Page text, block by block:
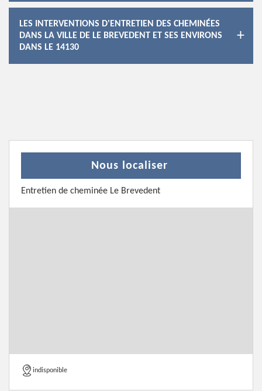
LES INTERVENTIONS D'ENTRETIEN DES CHEMINÉES
DANS LA VILLE DE LE BREVEDENT ET SES ENVIRONS
DANS LE 14130
Nous localiser
Entretien de cheminée Le Brevedent
indisponible